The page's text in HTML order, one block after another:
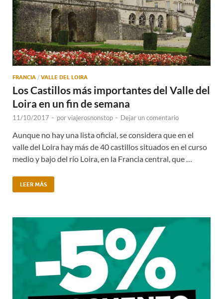
FRANCIA / VALLE DEL LOIRA
Los Castillos más importantes del Valle del
Loira en un fin de semana
11/10/2017 - porviajerosnonstop - Dejar un comentario
Aunque no hay una lista oficial, se considera que en el
valle del Loira hay más de 40 castillos situados en el curso
medio y bajo del río Loira, en la Francia central, que …
LEER MÁS